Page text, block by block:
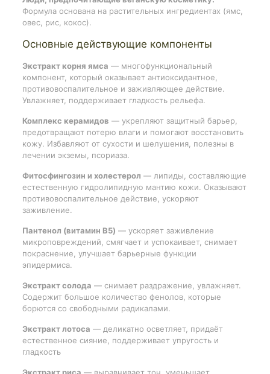
Формула основана на растительных ингредиентах (ямс,
овес, рис, кокос).
Основные действующие компоненты
Экстракт корня ямса — многофункциональный
компонент, который оказывает антиоксидантное,
противовоспалительное и заживляющее действие.
Увлажняет, поддерживает гладкость рельефа.
Комплекс керамидов — укрепляют защитный барьер,
предотвращают потерю влаги и помогают восстановить
кожу. Избавляют от сухости и шелушения, полезны в
лечении экземы, псориаза.
Фитосфингозин и холестерол — липиды, составляющие
естественную гидролипидную мантию кожи. Оказывают
противовоспалительное действие, ускоряют
заживление.
Пантенол (витамин B5) — ускоряет заживление
микроповреждений, смягчает и успокаивает, снимает
покраснение, улучшает барьерные функции
эпидермиса.
Экстракт солода — снимает раздражение, увлажняет.
Содержит большое количество фенолов, которые
борются со свободными радикалами.
Экстракт лотоса — деликатно осветляет, придаёт
естественное сияние, поддерживает упругость и
гладкость
Экстракт риса — выравнивает тон, уменьшает